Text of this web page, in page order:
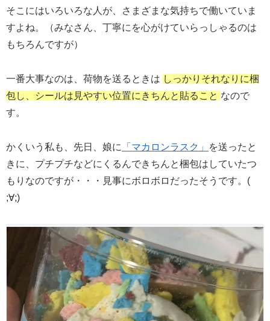
そこにはいろいろな人が、さまざまな気持ちで働いていま
すよね。（みなさん、丁寧にを心がけていらっしゃるのは
もちろんですが）
一番大事なのは、荷物を送るときは しっかりそれなりに梱
包し、シールは見やすい位置にきちんと貼ること なので
す。
かくいう私も、先日、娘に 「マカロンラスク」
を送ったと
きに、プチプチなどにくるんできちんと梱包はしていたつ
もりなのですが・・・見事にボロボロだったそうです。(
;∀;)